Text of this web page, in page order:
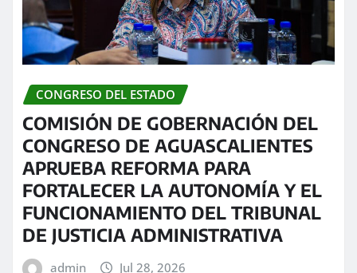
CONGRESO DEL ESTADO
COMISIÓN DE GOBERNACIÓN DEL
CONGRESO DE AGUASCALIENTES
APRUEBA REFORMA PARA
FORTALECER LA AUTONOMÍA Y EL
FUNCIONAMIENTO DEL TRIBUNAL
DE JUSTICIA ADMINISTRATIVA
admin Jul 28, 2026